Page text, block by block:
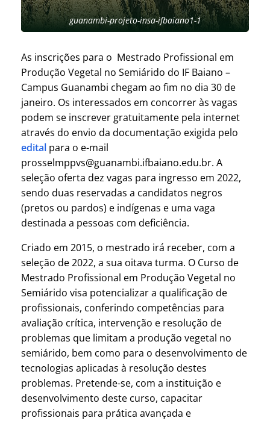
guanambi-projeto-insa-ifbaiano1-1
As inscrições para o Mestrado Profissional em
Produção Vegetal no Semiárido do IF Baiano –
Campus Guanambi chegam ao fim no dia 30 de
janeiro. Os interessados em concorrer às vagas
podem se inscrever gratuitamente pela internet
através do envio da documentação exigida pelo
edital para o e-mail
prosselmppvs@guanambi.ifbaiano.edu.br. A
seleção oferta dez vagas para ingresso em 2022,
sendo duas reservadas a candidatos negros
(pretos ou pardos) e indígenas e uma vaga
destinada a pessoas com deficiência.
Criado em 2015, o mestrado irá receber, com a
seleção de 2022, a sua oitava turma. O Curso de
Mestrado Profissional em Produção Vegetal no
Semiárido visa potencializar a qualificação de
profissionais, conferindo competências para
avaliação crítica, intervenção e resolução de
problemas que limitam a produção vegetal no
semiárido, bem como para o desenvolvimento de
tecnologias aplicadas à resolução destes
problemas. Pretende-se, com a instituição e
desenvolvimento deste curso, capacitar
profissionais para prática avançada e